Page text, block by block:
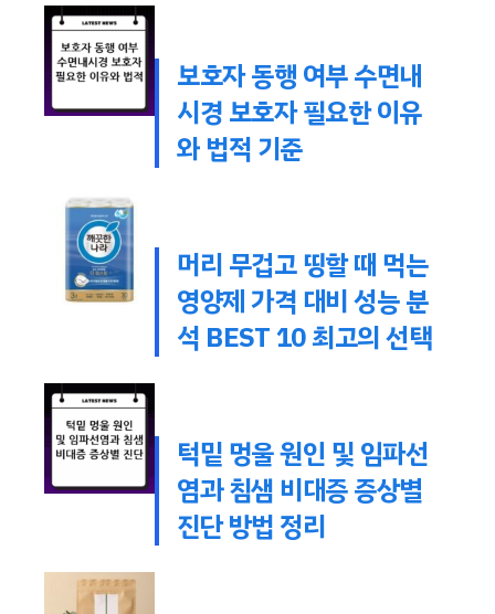
보호자 동행 여부 수면내
시경 보호자 필요한 이유
와 법적 기준
머리 무겁고 띵할 때 먹는
영양제 가격 대비 성능 분
석 BEST 10 최고의 선택
턱밑 멍울 원인 및 임파선
염과 침샘 비대증 증상별
진단 방법 정리